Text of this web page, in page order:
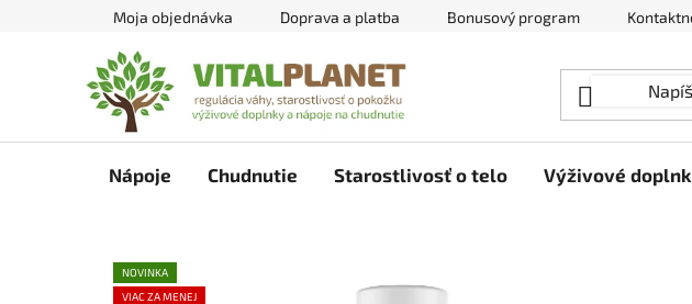
Moja objednávka Doprava a platba Bonusový program
Nápoje Chudnutie Starostlivosť o telo Výživové
NOVINKA
VIAC ZA MENEJ